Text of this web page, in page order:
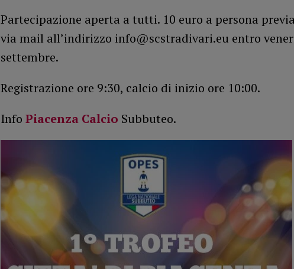
Partecipazione aperta a tutti. 10 euro a persona
via mail all’indirizzo info@scstradivari.eu entro
settembre.
Registrazione ore 9:30, calcio di inizio ore 10:00.
Info Piacenza Calcio Subbuteo.